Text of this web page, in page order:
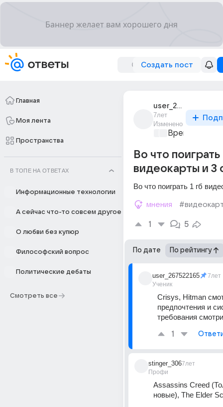
Создать пост
Главная
Моя лента
Пространства
В ТОПЕ НА ОТВЕТАХ
Информационные технологии
А сейчас что-то совсем другое
О любви без купюр
Философский вопрос
Политические дебаты
Смотреть все
user_265776250
7лет
Изменено
Время игр
Во что поиграть
видеокарты и 3
Во что поиграть 1 гб
мнения
1 5
По дате По рейтингу
user_267522165
Ученик
7лет
Crisys, Hitman
предпочтения и
требования смотри
1
stinger_306
Профи
7лет
Assassins Creed
новые), The Elder